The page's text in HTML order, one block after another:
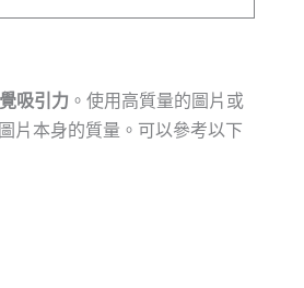
吸引力 。使用高質量的圖片或
片本身的質量。可以參考以下